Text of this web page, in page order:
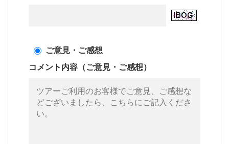
ご意見・ご感想
コメント内容（ご意見・ご感想）